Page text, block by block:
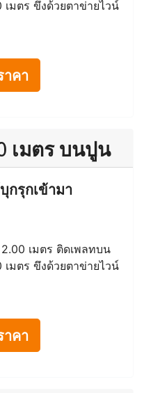
า
เขตทั่วไป
เมตร ติดเพลทบน
า